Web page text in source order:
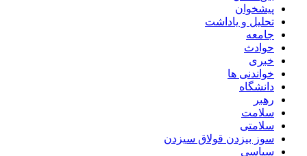
پیشخوان
تحلیل و یاداشت
جامعه
حوادث
خبری
خواندنی ها
دانشگاه
رهبر
سلامت
سلامتی
سوز بیزدن قولاق سیزدن
سیاسی